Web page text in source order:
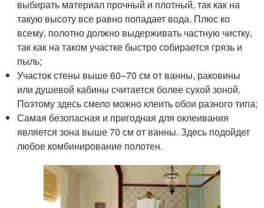
выбирать материал прочный и плотный, так как на
такую высоту все равно попадает вода. Плюс ко
всему, полотно должно выдерживать частную чистку,
так как на таком участке быстро собирается грязь и
пыль;
Участок стены выше 60–70 см от ванны, раковины
или душевой кабины считается более сухой зоной.
Поэтому здесь смело можно клеить обои разного типа;
Самая безопасная и пригодная для оклеивания
является зона выше 70 см от ванны. Здесь подойдет
любое комбинирование полотен.